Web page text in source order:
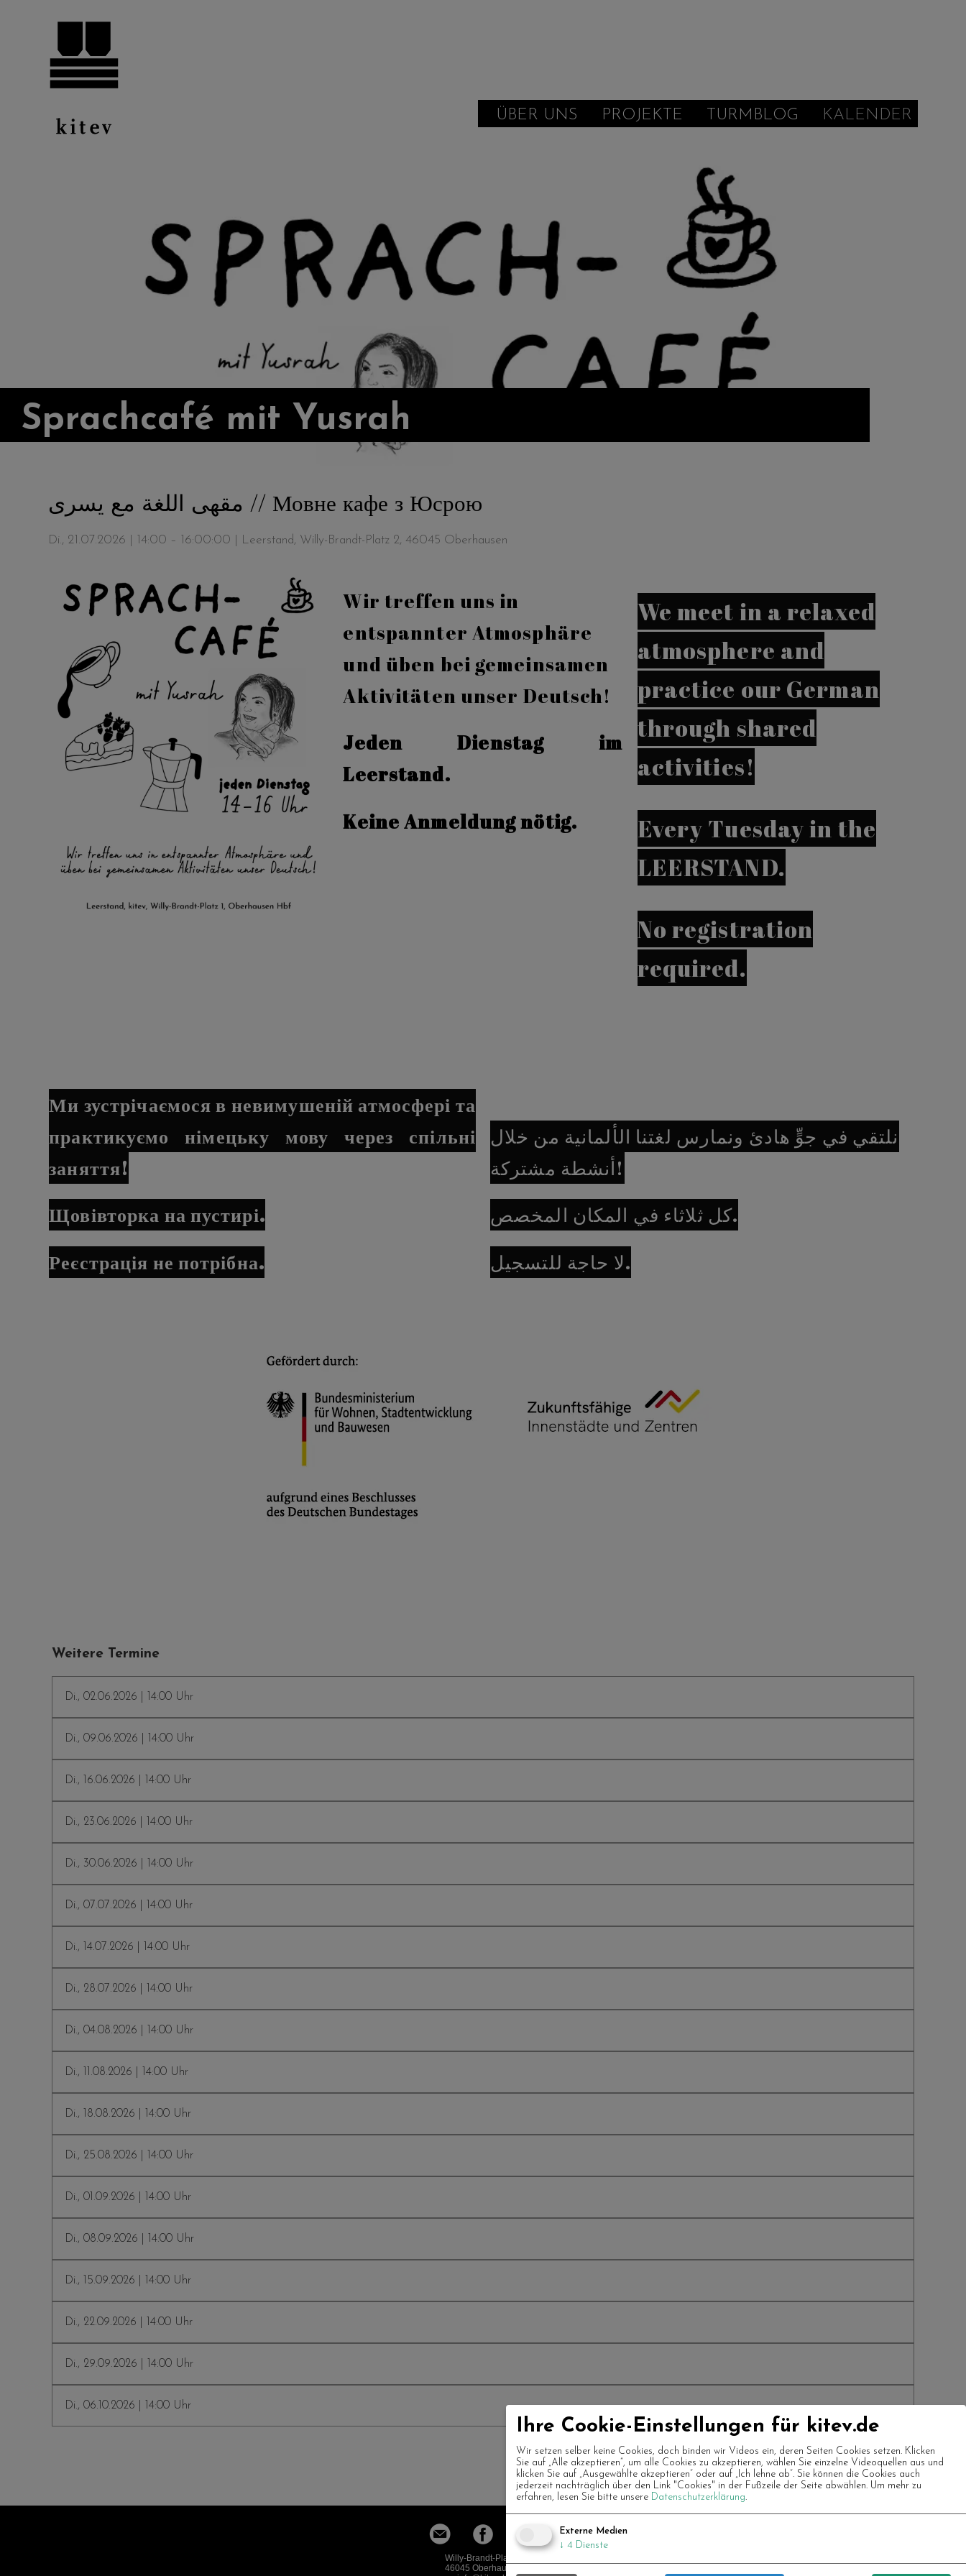
ÜBER UNS PROJEKTE TURMBLOG KALENDER
Sprachcafé mit Yusrah
مقهى اللغة مع يسرى // Мовне кафе з Юсрою
Di., 21.07.2026 | 14:00 – 16:00:00 | Leerstand, Willy-Brandt-Platz 2, 46045 Oberhausen
Wir treffen uns in
entspannter Atmosphäre
und üben bei gemeinsamen
Aktivitäten unser Deutsch!
Jeden Dienstag im
Leerstand.
Keine Anmeldung nötig.
We meet in a relaxed
atmosphere and
practice our German
through shared
activities!
Every Tuesday in the
LEERSTAND.
No registration
required.
Ми зустрічаємося в невимушеній атмосфері та
практикуємо німецьку мову через спільні
заняття!
Щовівторка на пустирі.
Реєстрація не потрібна.
نلتقي في جوٍّ هادئ ونمارس لغتنا الألمانية من خلال
أنشطة مشتركة!
كل ثلاثاء في المكان المخصص.
لا حاجة للتسجيل.
Weitere Termine
Di., 02.06.2026 | 14:00 Uhr
Di., 09.06.2026 | 14:00 Uhr
Di., 16.06.2026 | 14:00 Uhr
Di., 23.06.2026 | 14:00 Uhr
Di., 30.06.2026 | 14:00 Uhr
Di., 07.07.2026 | 14:00 Uhr
Di., 14.07.2026 | 14:00 Uhr
Di., 28.07.2026 | 14:00 Uhr
Di., 04.08.2026 | 14:00 Uhr
Di., 11.08.2026 | 14:00 Uhr
Di., 18.08.2026 | 14:00 Uhr
Di., 25.08.2026 | 14:00 Uhr
Di., 01.09.2026 | 14:00 Uhr
Di., 08.09.2026 | 14:00 Uhr
Di., 15.09.2026 | 14:00 Uhr
Di., 22.09.2026 | 14:00 Uhr
Di., 29.09.2026 | 14:00 Uhr
Di., 06.10.2026 | 14:00 Uhr
Willy-Brandt-Platz 1
46045 Oberhausen
Ihre Cookie-Einstellungen für kitev.de
Wir setzen selber keine Cookies, doch binden wir Videos ein, deren Seiten Cookies setzen. Klicken
Sie auf „Alle akzeptieren“, um alle Cookies zu akzeptieren, wählen Sie einzelne Videoquellen aus und
klicken Sie auf „Ausgewählte akzeptieren“ oder auf „Ich lehne ab“. Sie können die Cookies auch
jederzeit nachträglich über den Link "Cookies" in der Fußzeile der Seite abwählen. Um mehr zu
erfahren, lesen Sie bitte unsere Datenschutzerklärung.
Externe Medien
↓ 4 Dienste